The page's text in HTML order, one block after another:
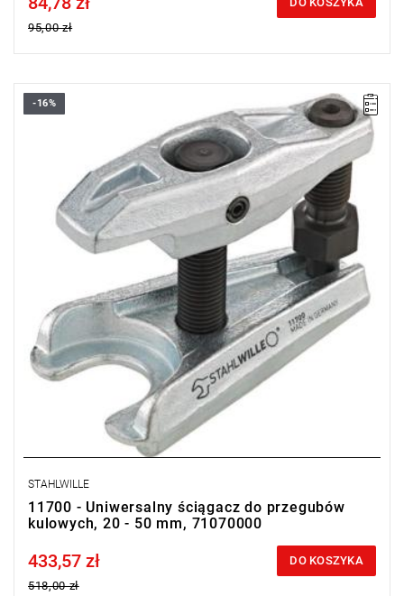
95,00 zł
-16%
STAHLWILLE
11700 - Uniwersalny ściągacz do przegubów
kulowych, 20 - 50 mm, 71070000
Price tax included
433,57 zł
518,00 zł
DO KOSZYKA